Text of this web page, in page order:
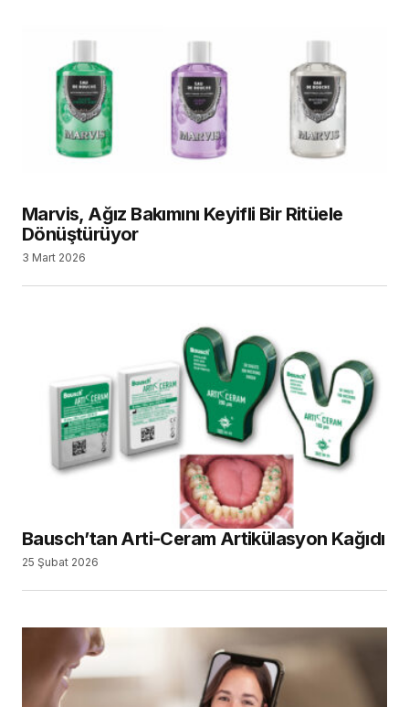
Bausch’tan Arti-Ceram Artikülasyon Kağıdı
Yapay Zekâ, Dişe Dokundu
4 Aralık 2025